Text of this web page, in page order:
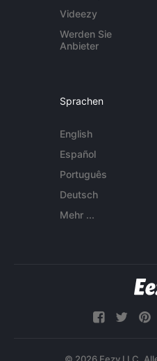
Videezy
Werden Sie
Anbieter
Sprachen
English
Español
Português
Deutsch
Mehr ...